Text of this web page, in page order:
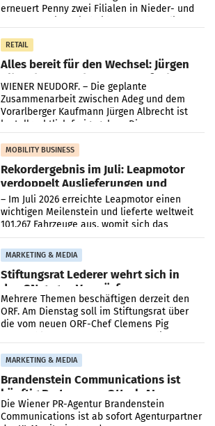
erneuert Penny zwei Filialen in Nieder- und
RETAIL
Alles bereit für den Wechsel: Jürgen
Albrecht setzt ab 1.1.2027 auf Adeg
WIENER NEUDORF. – Die geplante
Zusammenarbeit zwischen Adeg und dem
Vorarlberger Kaufmann Jürgen Albrecht ist
kartellrechtlich freigegeben: Die
Bundeswettbewerbsbehörde und der
Bundeskartellanwalt
MOBILITY BUSINESS
Rekordergebnis im Juli: Leapmotor
verdoppelt Auslieferungen und
überschreitet die 100.000er-Marke
– Im Juli 2026 erreichte Leapmotor einen
wichtigen Meilenstein und lieferte weltweit
101.267 Fahrzeuge aus, womit sich das
Ergebnis gegenüber Juli 2025 mehr als
verdoppelte (+102
MARKETING & MEDIA
Stiftungsrat Lederer wehrt sich in
den SN gegen Vorwürfe
Mehrere Themen beschäftigen derzeit den
ORF. Am Dienstag soll im Stiftungsrat über
die vom neuen ORF-Chef Clemens Pig
MARKETING & MEDIA
Brandenstein Communications ist
künftig Partner von OtterlyAI
Die Wiener PR-Agentur Brandenstein
Communications ist ab sofort Agenturpartner